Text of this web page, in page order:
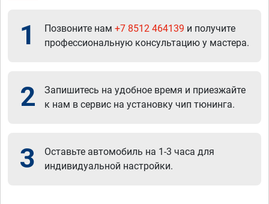
1 Позвоните нам +7 8512 464139 и получите
профессиональную консультацию у мастера.
2
Запишитесь на удобное время и приезжайте
к нам в сервис на установку чип тюнинга.
3
Оставьте автомобиль на 1-3 часа для
индивидуальной настройки.